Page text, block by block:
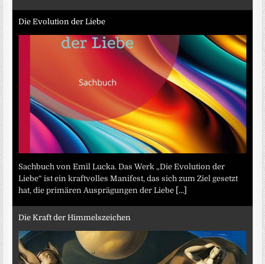
Die Evolution der Liebe
Sachbuch von Emil Lucka. Das Werk „Die Evolution der
Liebe“ ist ein kraftvolles Manifest, das sich zum Ziel gesetzt
hat, die primären Ausprägungen der Liebe [...]
Die Kraft der Himmelszeichen